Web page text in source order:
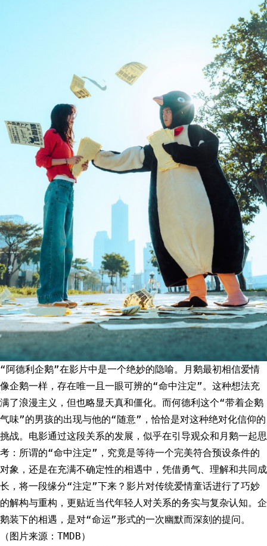
“阿德利企鹅”在影片中是一个绝妙的隐喻。月鹅最初相信爱情
像企鹅一样，存在唯一且一眼可辨的“命中注定”。这种想法充
满了浪漫主义，但也略显天真和僵化。而何德利这个“带着企鹅
气味”的男孩的出现与他的“随意”，恰恰是对这种绝对化信仰的
挑战。电影通过这段关系的发展，似乎在引导观众和月鹅一起思
考：所谓的“命中注定”，究竟是等待一个完美符合预设条件的
对象，还是在充满不确定性的相遇中，凭借勇气、理解和共同成
长，将一段缘分“注定”下来？影片对传统爱情童话进行了巧妙
的解构与重构，更贴近当代年轻人对关系的务实与复杂认知。企
鹅装下的相遇，是对“命运”形式的一次幽默而深刻的提问。
（图片来源：TMDB）